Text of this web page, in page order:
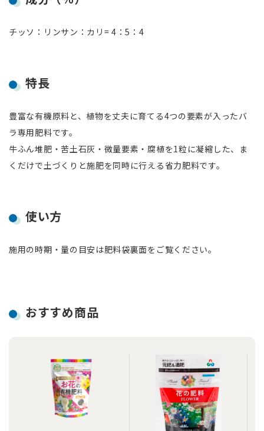
チッソ：リンサン：カリ= 4：5：4
特長
豊富な有機原料と、植物を丈夫に育てる4つの要素が入ったバ
ラ専用肥料です。
牛ふん堆肥・苦土石灰・微量要素・腐植を1粒に凝縮した、ま
くだけで土づくりと施肥を同時に行える省力肥料です。
使い方
施用の時期・量の目安は肥料袋裏面をご覧ください。
おすすめ商品